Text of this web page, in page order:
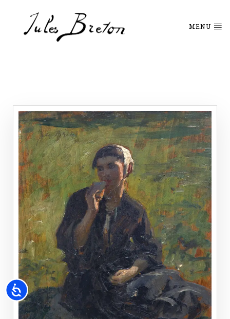
Accessibility
MENU